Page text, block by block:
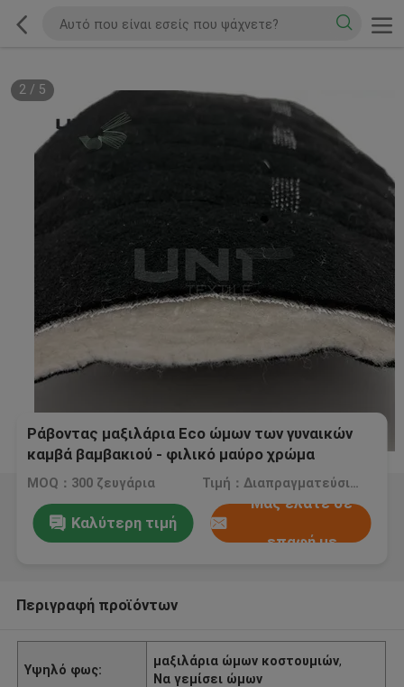
2/ 5
Ράβοντας μαξιλάρια Eco ώμων των γυναικών
καμβά βαμβακιού - φιλικό μαύρο χρώμα
MOQ：300 ζευγάρια Τιμή：Διαπραγματεύσιμος
Καλύτερη τιμή
Μας ελάτε σε
επαφή με
Περιγραφή προϊόντων
Υψηλό φως:
μαξιλάρια ώμων κοστουμιών,
Να γεμίσει ώμων